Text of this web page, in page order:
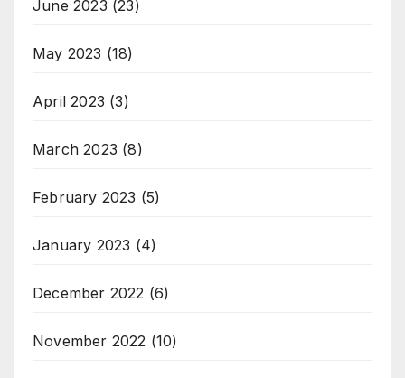
June 2023 (23)
May 2023 (18)
April 2023 (3)
March 2023 (8)
February 2023 (5)
January 2023 (4)
December 2022 (6)
November 2022 (10)